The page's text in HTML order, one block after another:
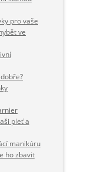
pro vaše
ve
pleť a
manikúru
ho zbavit